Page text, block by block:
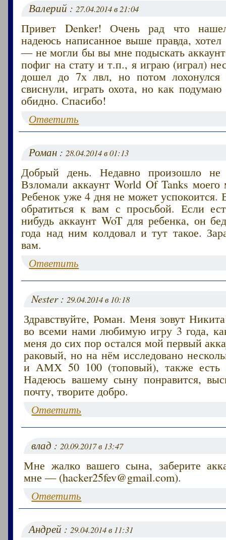
Валерий :27.04.2014 в 21:04
Привет Denker! Очень рад что
надеюсь написанное выше правда,
— не могли бы вы мне подыскать
пофиг на стату и т.п., я играю (играл)
дошел до 7х лвл, но потом
свиснули, играть охота, но как подумаю
обидно. Спасибо!
Ответить
Роман :28.04.2014 в 01:13
Добрый день. Недавно произошло не
Взломали аккаунт World Of Tanks
Ребенок уже 4 дня не может успокоится.
обратиться к вам с просьбой. Если
нибудь аккаунт WoT для ребенка, он
года над ним колдовал и тут такое.
вам.
Ответить
Nester :29.04.2014 в 10:18
Здравствуйте, Роман. Меня зовут
во всеми нами любимую игру 3 года,
меня до сих пор остался мой первый
раковый, но на нём исследовано
и АМХ 50 100 (топовый), также есть
Надеюсь вашему сыну понравится,
почту, творите добро.
Ответить
влад :20.09.2017 в 13:47
Мне жалко вашего сына, заберите
мне — (hacker25fev@gmail.com).
Ответить
Андрей :29.04.2014 в 11:31